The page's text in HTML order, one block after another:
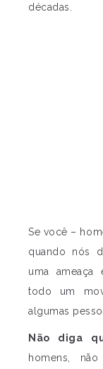
décadas.
Se você –
quando nós
uma ameaça
todo um
algumas
Não diga
homens,